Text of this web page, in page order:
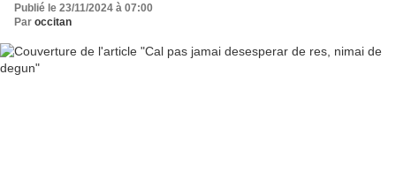
Publié le 23/11/2024 à 07:00
Par occitan